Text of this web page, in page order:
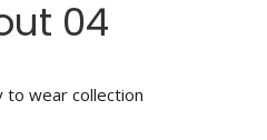
04
to wear collection